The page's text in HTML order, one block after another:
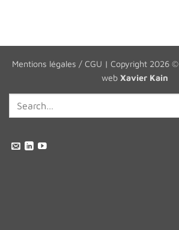
Mentions légales / CGU | Copyright 2026 ©
web Xavier Kain